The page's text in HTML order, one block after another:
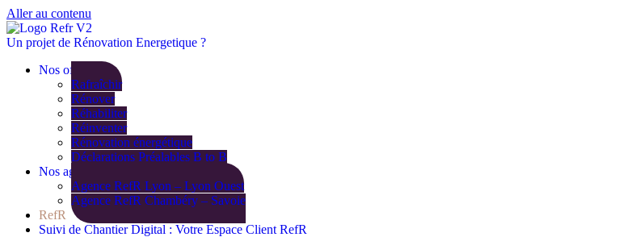
Aller au contenu
Un projet de Rénovation Energetique ?
Nos offres
Rafraîchir
Rénover
Réhabiliter
Réinventer
Rénovation énergétique
Déclarations Préalables B to B
Nos agences
Agence RefR Lyon – Lyon Ouest
Agence RefR Chambéry – Savoie
RefR
Suivi de Chantier Digital : Votre Espace Client RefR